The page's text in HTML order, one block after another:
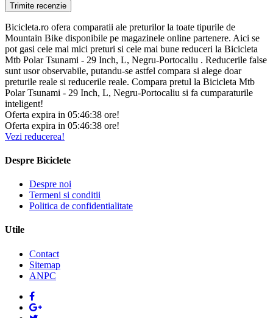
Bicicleta.ro ofera comparatii ale preturilor la toate tipurile de
Mountain Bike disponibile pe magazinele online partenere. Aici se
pot gasi cele mai mici preturi si cele mai bune reduceri la Bicicleta
Mtb Polar Tsunami - 29 Inch, L, Negru-Portocaliu . Reducerile false
sunt usor observabile, putandu-se astfel compara si alege doar
preturile reale si reducerile reale. Compara pretul la Bicicleta Mtb
Polar Tsunami - 29 Inch, L, Negru-Portocaliu si fa cumparaturile
inteligent!
Oferta expira in 05:46:37 ore!
Oferta expira in 05:46:37 ore!
Vezi reducerea!
Despre Biciclete
Despre noi
Termeni si conditii
Politica de confidentialitate
Utile
Contact
Sitemap
ANPC